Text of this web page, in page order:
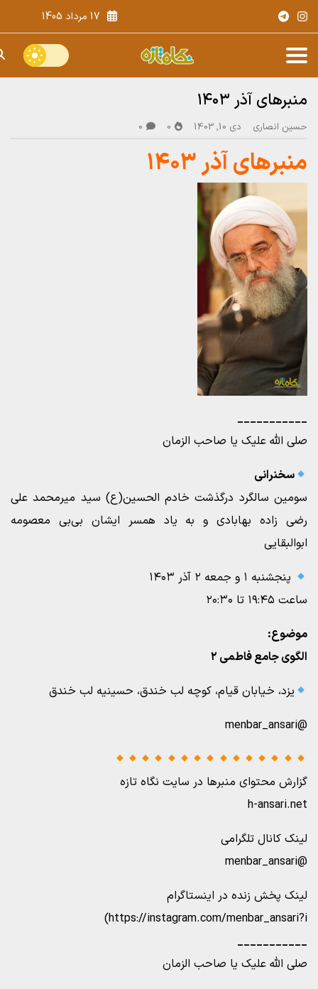
17 مرداد 1405
منبرهای آذر ۱۴۰۳
حسین انصاری دی 10, 1403 0
0
منبرهای آذر ۱۴۰۳
___________
صلی الله علیک یا صاحب الزمان
سخنرانی
سومین سالگرد درگذشت خادم الحسین(ع) سید میرمحمد علی
رضی زاده بهابادی و به یاد همسر ایشان بی‌بی معصومه
ابوالبقایی
پنجشنبه ۱ و جمعه ۲ آذر ۱۴۰۳
ساعت ۱۹:۴۵ تا ۲۰:۳۰
موضوع:
الگوی جامع فاطمی ۲
یزد، خیابان قیام، کوچه لب خندق، حسینیه لب خندق
@menbar_ansari
گزارش محتوای منبرها در سایت نگاه تازه
h-ansari.net
لینک کانال تلگرامی
@menbar_ansari
لینک پخش زنده در اینستاگرام
https://instagram.com/menbar_ansari?i)
___________
صلی الله علیک یا صاحب الزمان